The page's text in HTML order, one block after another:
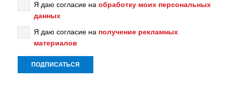
Я даю согласие на обработку моих персональных
данных
Я даю согласие на получение рекламных
материалов